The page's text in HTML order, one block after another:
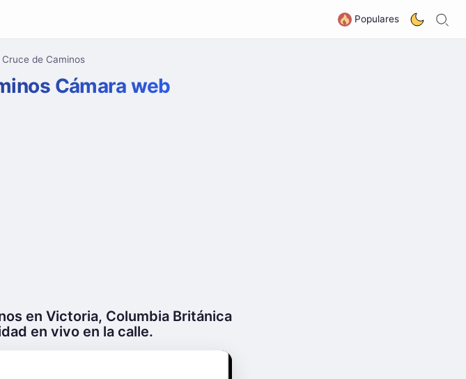
Populares
de Caminos
Cámara web
en Victoria, Columbia Británica
en vivo en la calle.